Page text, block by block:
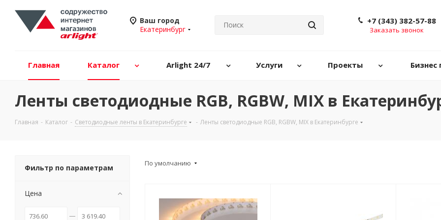
Ваш город
Екатеринбург
+7 (343) 382-57-88
Заказать звонок
Главная Каталог Arlight 24/7 Услуги Проекты Бизнес
Ленты светодиодные RGB, RGBW, MIX в
Главная - Каталог - Светодиодные ленты в Екатеринбурге - Ленты светодиодные RGB, RGBW, MIX в Екатеринбурге
По умолчанию
Фильтр по параметрам
Цена